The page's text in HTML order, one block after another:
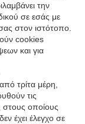
την
σε εσάς με
στον ιστότοπο.
cookies
και για
τρίτα μέρη,
τις
στους οποίους
έχει έλεγχο σε